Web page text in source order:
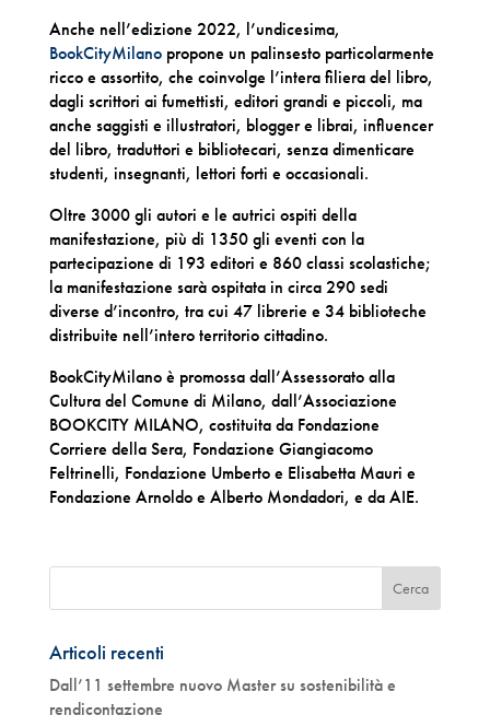
Anche nell’edizione 2022, l’undicesima,
BookCityMilanopropone un palinsesto particolarmente
ricco e assortito, che coinvolge l’intera filiera del libro,
dagli scrittori ai fumettisti, editori grandi e piccoli, ma
anche saggisti e illustratori, blogger e librai, influencer
del libro, traduttori e bibliotecari, senza dimenticare
studenti, insegnanti, lettori forti e occasionali.
Oltre 3000 gli autori e le autrici ospiti della
manifestazione, più di 1350 gli eventi con la
partecipazione di 193 editori e 860 classi scolastiche;
la manifestazione sarà ospitata in circa 290 sedi
diverse d’incontro, tra cui 47 librerie e 34 biblioteche
distribuite nell’intero territorio cittadino.
BookCityMilano è promossa dall’Assessorato alla
Cultura del Comune di Milano, dall’Associazione
BOOKCITY MILANO, costituita da Fondazione
Corriere della Sera, Fondazione Giangiacomo
Feltrinelli, Fondazione Umberto e Elisabetta Mauri e
Fondazione Arnoldo e Alberto Mondadori, e da AIE.
Articoli recenti
Dall’11 settembre nuovo Master su sostenibilità e
rendicontazione